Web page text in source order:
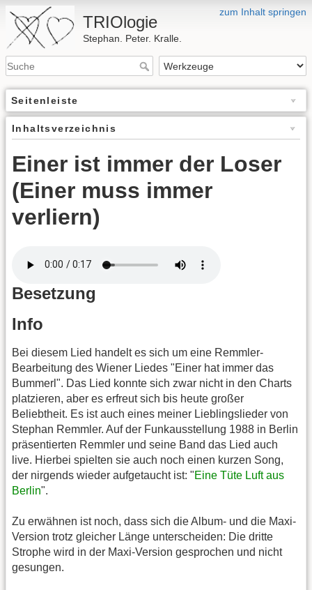
zum Inhalt springen
TRIOlogie
Stephan. Peter. Kralle.
Seitenleiste
Inhaltsverzeichnis
Einer ist immer der Loser
(Einer muss immer
verliern)
Besetzung
Info
Bei diesem Lied handelt es sich um eine Remmler-
Bearbeitung des Wiener Liedes "Einer hat immer das
Bummerl". Das Lied konnte sich zwar nicht in den Charts
platzieren, aber es erfreut sich bis heute großer
Beliebtheit. Es ist auch eines meiner Lieblingslieder von
Stephan Remmler. Auf der Funkausstellung 1988 in Berlin
präsentierten Remmler und seine Band das Lied auch
live. Hierbei spielten sie auch noch einen kurzen Song,
der nirgends wieder aufgetaucht ist: "Eine Tüte Luft aus
Berlin".
Zu erwähnen ist noch, dass sich die Album- und die Maxi-
Version trotz gleicher Länge unterscheiden: Die dritte
Strophe wird in der Maxi-Version gesprochen und nicht
gesungen.